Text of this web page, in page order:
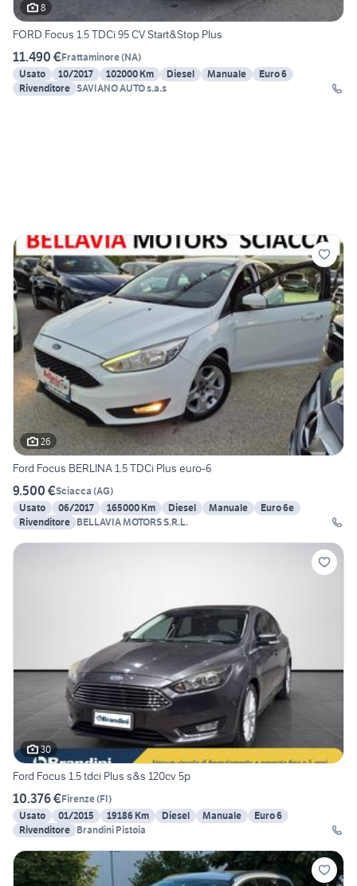
8
FORD Focus 1.5 TDCi 95 CV Start&Stop Plus
11.490 €Frattaminore(NA)
Usato
10/2017 102000 Km Diesel Manuale
Euro 6
Rivenditore SAVIANO AUTO s.a.s
26
Ford Focus BERLINA 1.5 TDCi Plus euro-6
9.500 €Sciacca (AG)
Usato
06/2017 165000 Km Diesel Manuale
Euro 6e
Rivenditore BELLAVIA MOTORS S.R.L.
30
Ford Focus 1.5 tdci Plus s&s 120cv 5p
10.376 €Firenze(FI)
Usato
01/2015 19186 Km Diesel Manuale
Euro 6
Rivenditore Brandini Pistoia